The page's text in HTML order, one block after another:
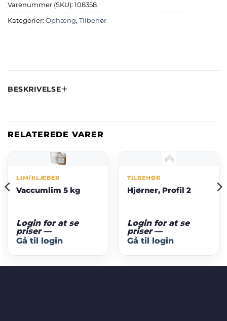
Varenummer (SKU): 108358
Kategorier: Ophæng, Tilbehør
BESKRIVELSE
RELATEREDE VARER
LIM/KLÆBER
Vaccumlim 5 kg
Login for at se
priser—
Gå til login
TILBEHØR
Hjørner, Profil 2
Login for at se
priser—
Gå til login